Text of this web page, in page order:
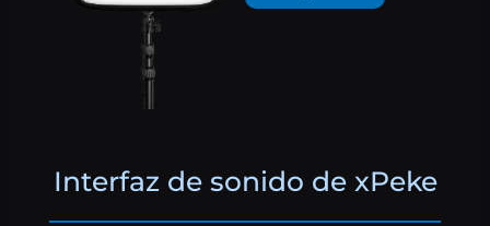
Interfaz de sonido de xPeke